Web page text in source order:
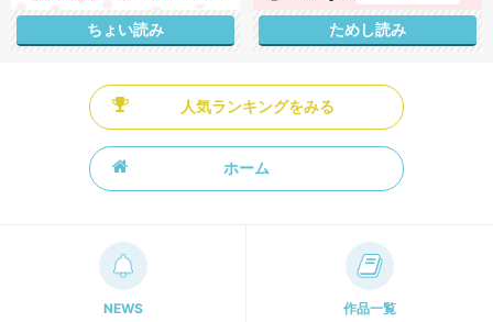
ちょい読み ためし読み
人気ランキングをみる
ホーム
NEWS 作品一覧